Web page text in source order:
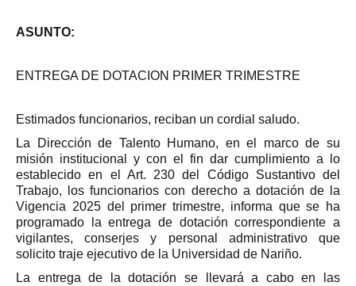
ASUNTO:
ENTREGA DE DOTACION PRIMER TRIMESTRE
Estimados funcionarios, reciban un cordial saludo.
La Dirección de Talento Humano, en el marco de su
misión institucional y con el fin dar cumplimiento a lo
establecido en el Art. 230 del Código Sustantivo del
Trabajo, los funcionarios con derecho a dotación de la
Vigencia 2025 del primer trimestre, informa que se ha
programado la entrega de dotación correspondiente a
vigilantes, conserjes y personal administrativo que
solicito traje ejecutivo de la Universidad de Nariño.
La entrega de la dotación se llevará a cabo en las